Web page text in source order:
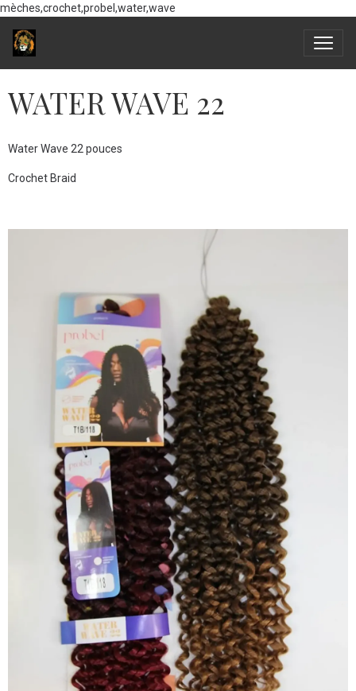
mèches,crochet,probel,water,wave
WATER WAVE 22
Water Wave 22 pouces
Crochet Braid